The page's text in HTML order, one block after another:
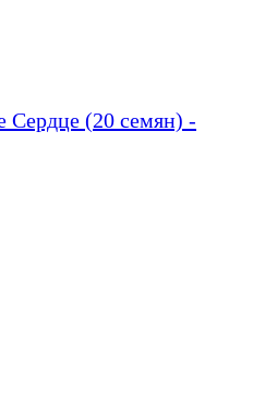
Сердце (20 семян) -